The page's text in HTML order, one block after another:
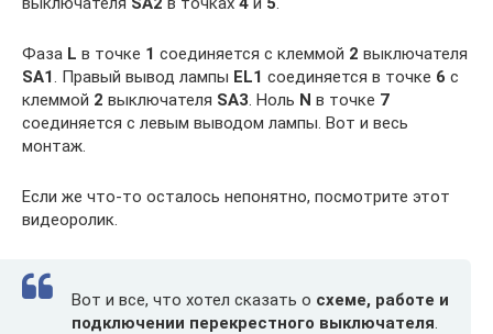
Фаза L в точке 1 соединяется с клеммой 2 выключателя
SA1. Правый вывод лампы EL1 соединяется в точке 6 с
клеммой 2 выключателя SA3. Ноль N в точке 7
соединяется с левым выводом лампы. Вот и весь
монтаж.
Если же что-то осталось непонятно, посмотрите этот
видеоролик.
Вот и все, что хотел сказать о схеме, работе и
подключении перекрестного выключателя.